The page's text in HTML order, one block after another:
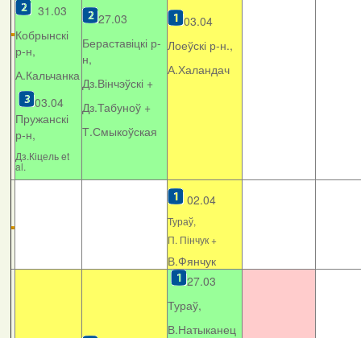
31.03
Кобрынскі
р-н,
А.Кальчанка
03.04
Пружанскі
р-н,
Дз.Кіцель et
al.
27.03
Бераставіцкі р-
н,
Дз.Вінчэўскі +
Дз.Табуноў +
Т.Смыкоўская
03.04
Лоеўскі р-н.,
А.Халандач
02.04
Тураў,
П. Пінчук +
В.Фянчук
27.03
Тураў,
В.Натыканец